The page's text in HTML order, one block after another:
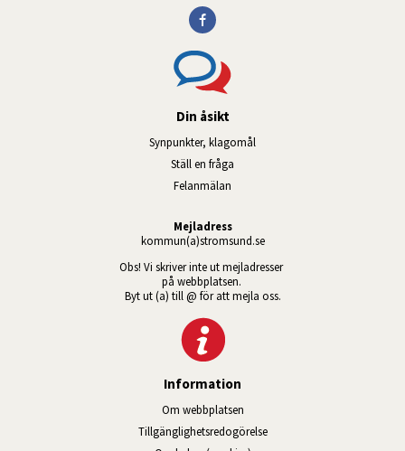
Din åsikt
Synpunkter, klagomål
Ställ en fråga
Felanmälan
Mejladress
kommun(a)stromsund.se
Obs! Vi skriver inte ut mejladresser
på webbplatsen.
Byt ut (a) till @ för att mejla oss.
Information
Om webbplatsen
Tillgänglig­hets­redo­görelse